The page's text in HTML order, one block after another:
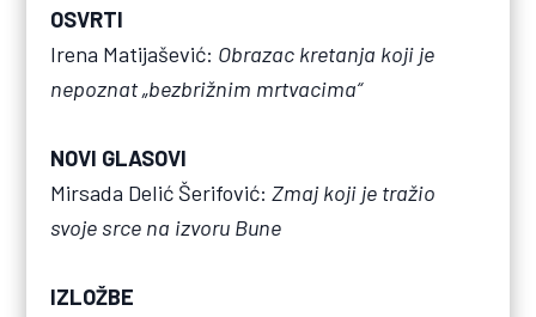
OSVRTI
Irena Matijašević: Obrazac kretanja koji je
nepoznat „bezbrižnim mrtvacima“
NOVI GLASOVI
Mirsada Delić Šerifović:Zmaj koji je tražio
svoje srce na izvoru Bune
IZLOŽBE